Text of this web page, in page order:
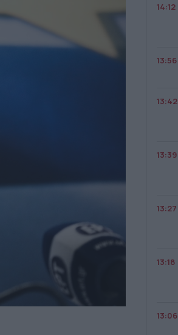
14:12
13:56
13:42
13:39
13:27
13:18
13:06